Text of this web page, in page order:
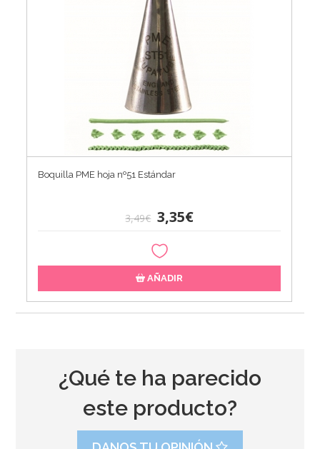
Boquilla PME hoja nº51 Estándar
3,49€ 3,35€
AÑADIR
¿Qué te ha parecido
este producto?